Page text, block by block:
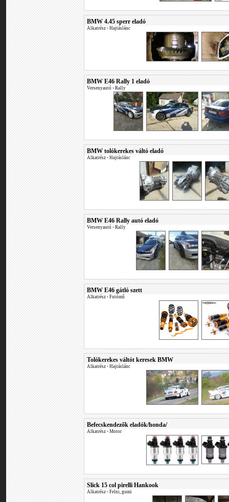
BMW 4.45 sperr eladó
Alkatrész • Hajtáslánc
BMW E46 Rally 1 eladó
Versenyautó • Rally
BMW tolókerekes váltó eladó
Alkatrész • Hajtáslánc
BMW E46 Rally autó eladó
Versenyautó • Rally
BMW E46 gátló szett
Alkatrész • Futómű
Tolókerekes váltót keresek BMW
Alkatrész • Hajtáslánc
Befecskendezők eladók/honda/
Alkatrész • Motor
Slick 15 col pirelli Hankook
Alkatrész • Felni, gumi